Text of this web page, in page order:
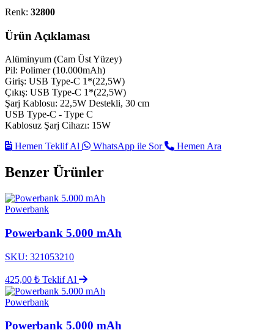
Renk: 32800
Ürün Açıklaması
Alüminyum (Cam Üst Yüzey)
Pil: Polimer (10.000mAh)
Giriş: USB Type-C 1*(22,5W)
Çıkış: USB Type-C 1*(22,5W)
Şarj Kablosu: 22,5W Destekli, 30 cm
USB Type-C - Type C
Kablosuz Şarj Cihazı: 15W
Hemen Teklif Al
WhatsApp ile Sor Hemen Ara
Benzer Ürünler
Powerbank
Powerbank 5.000 mAh
SKU: 321053210
425,00 ₺ Teklif Al
Powerbank
Powerbank 5.000 mAh